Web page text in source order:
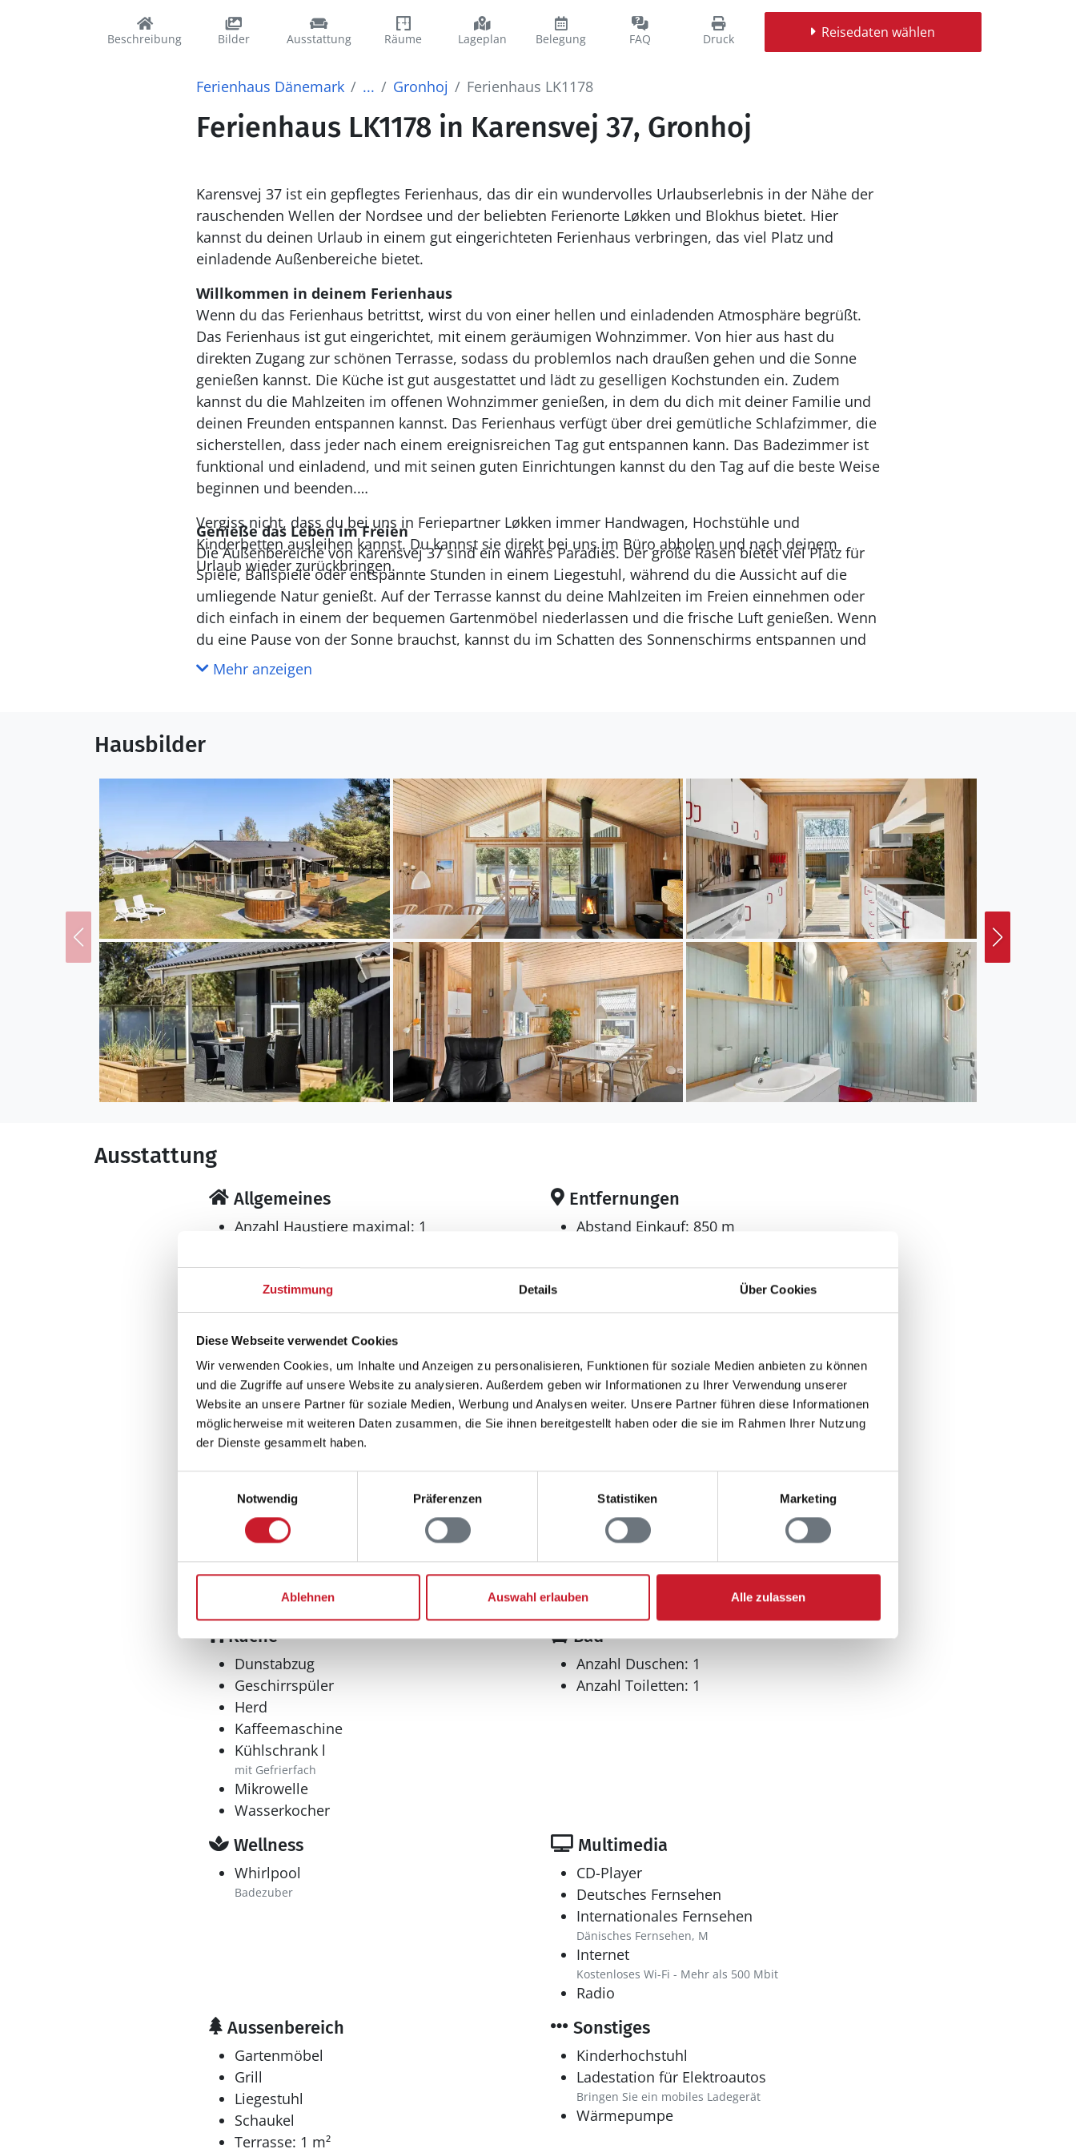
Zustimmung Details Über Cookies
Diese Webseite verwendet Cookies
Wir verwenden Cookies, um Inhalte und Anzeigen zu personalisieren, Funktionen für soziale Medien anbieten zu können
und die Zugriffe auf unsere Website zu analysieren. Außerdem geben wir Informationen zu Ihrer Verwendung unserer
Website an unsere Partner für soziale Medien, Werbung und Analysen weiter. Unsere Partner führen diese Informationen
möglicherweise mit weiteren Daten zusammen, die Sie ihnen bereitgestellt haben oder die sie im Rahmen Ihrer Nutzung
der Dienste gesammelt haben.
Notwendig
Präferenzen Statistiken Marketing
Ablehnen Auswahl erlauben Alle zulassen
Beschreibung Bilder Ausstattung Räume Lageplan Belegung FAQ Druck Reisedaten wählen
Ferienhaus Dänemark ... Gronhoj Ferienhaus LK1178
Ferienhaus LK1178 in Karensvej 37, Gronhoj
Karensvej 37 ist ein gepflegtes Ferienhaus, das dir ein wundervolles Urlaubserlebnis in der Nähe der
rauschenden Wellen der Nordsee und der beliebten Ferienorte Løkken und Blokhus bietet. Hier
kannst du deinen Urlaub in einem gut eingerichteten Ferienhaus verbringen, das viel Platz und
einladende Außenbereiche bietet.
Willkommen in deinem Ferienhaus
Wenn du das Ferienhaus betrittst, wirst du von einer hellen und einladenden Atmosphäre begrüßt.
Das Ferienhaus ist gut eingerichtet, mit einem geräumigen Wohnzimmer. Von hier aus hast du
direkten Zugang zur schönen Terrasse, sodass du problemlos nach draußen gehen und die Sonne
genießen kannst. Die Küche ist gut ausgestattet und lädt zu geselligen Kochstunden ein. Zudem
kannst du die Mahlzeiten im offenen Wohnzimmer genießen, in dem du dich mit deiner Familie und
deinen Freunden entspannen kannst. Das Ferienhaus verfügt über drei gemütliche Schlafzimmer, die
sicherstellen, dass jeder nach einem ereignisreichen Tag gut entspannen kann. Das Badezimmer ist
funktional und einladend, und mit seinen guten Einrichtungen kannst du den Tag auf die beste Weise
beginnen und beenden.
Genieße das Leben im Freien
Die Außenbereiche von Karensvej 37 sind ein wahres Paradies. Der große Rasen bietet viel Platz für
Spiele, Ballspiele oder entspannte Stunden in einem Liegestuhl, während du die Aussicht auf die
umliegende Natur genießt. Auf der Terrasse kannst du deine Mahlzeiten im Freien einnehmen oder
dich einfach in einem der bequemen Gartenmöbel niederlassen und die frische Luft genießen. Wenn
du eine Pause von der Sonne brauchst, kannst du im Schatten des Sonnenschirms entspannen und
die Stille genießen. Das große Grundstück ermöglicht es dir, sowohl Sonne als auch Schatten zu
finden, egal ob du aktiv sein oder einfach nur entspannen möchtest.
Die Lage von Karensvej 37 ist der perfekte Ausgangspunkt, um die schöne Gegend rund um Løkken
Strand zu erreichen, wo du ein erfrischendes Bad nehmen oder einen herrlichen Spaziergang entlang
der Küste machen kannst. Die Umgebung von Løkken bietet eine tolle Urlaubsatmosphäre mit vielen
gemütlichen Geschäften und Restaurants, während Blokhus für seine schönen Strände und
landschaftlich reizvolle Umgebung bekannt ist. Für Abenteuerlustige gibt es zahlreiche
Ausflugsmöglichkeiten, wie zum Beispiel zum Rubjerg Knude oder den beliebten Golfplätzen in der
Umgebung. Es gibt also für jeden Geschmack etwas – egal ob du entspannen oder aktiv sein
möchtest.
Vergiss nicht, dass du bei uns in Feriepartner Løkken immer Handwagen, Hochstühle und
Kinderbetten ausleihen kannst. Du kannst sie direkt bei uns im Büro abholen und nach deinem
Urlaub wieder zurückbringen.
Mehr anzeigen
Hausbilder
Ausstattung
Allgemeines
Anzahl Haustiere maximal: 1
Baujahr: 1985
Grundstücksfläche: 1.211 m²
Naturgrundstück
Inkl. Endreinigung
Nichtraucher
Wohnfläche: 62 m²
Entfernungen
Abstand Einkauf: 850 m
Abstand Golfplatz: 5.000 m
Abstand Restaurant: 4.500 m
Abstand Strand: 950 m
Wohnbereich Schlafbereich
1x140x190
2x70x190
Anzahl Etagenbetten : 1
2x70x190
Hochbett, 1x70x190
Anzahl Etagenbetten : 1
Hochbett, 1x70x190
Küche
Dunstabzug
Geschirrspüler
Herd
Kaffeemaschine
Kühlschrank l
mit Gefrierfach
Mikrowelle
Wasserkocher
Bad
Anzahl Duschen: 1
Anzahl Toiletten: 1
Wellness
Whirlpool
Badezuber
Multimedia
CD-Player
Deutsches Fernsehen
Internationales Fernsehen
Dänisches Fernsehen, M
Internet
Kostenloses Wi-Fi - Mehr als 500 Mbit
Radio
Aussenbereich
Gartenmöbel
Grill
Liegestuhl
Schaukel
Terrasse: 1 m²
Sonstiges
Kinderhochstuhl
Ladestation für Elektroautos
Bringen Sie ein mobiles Ladegerät
Wärmepumpe